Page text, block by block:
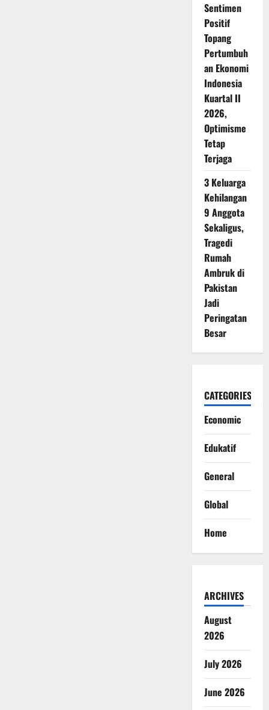
Sentimen
Positif
Topang
Pertumbuh
an Ekonomi
Indonesia
Kuartal II
2026,
Optimisme
Tetap
Terjaga
3 Keluarga
Kehilangan
9 Anggota
Sekaligus,
Tragedi
Rumah
Ambruk di
Pakistan
Jadi
Peringatan
Besar
CATEGORIES
Economic
Edukatif
General
Global
Home
ARCHIVES
August
2026
July 2026
June 2026